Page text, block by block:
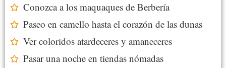
Conozca a los maquaques de Berbería
Paseo en camello hasta el corazón de las dunas
Ver coloridos atardeceres y amaneceres
Pasar una noche en tiendas nómadas